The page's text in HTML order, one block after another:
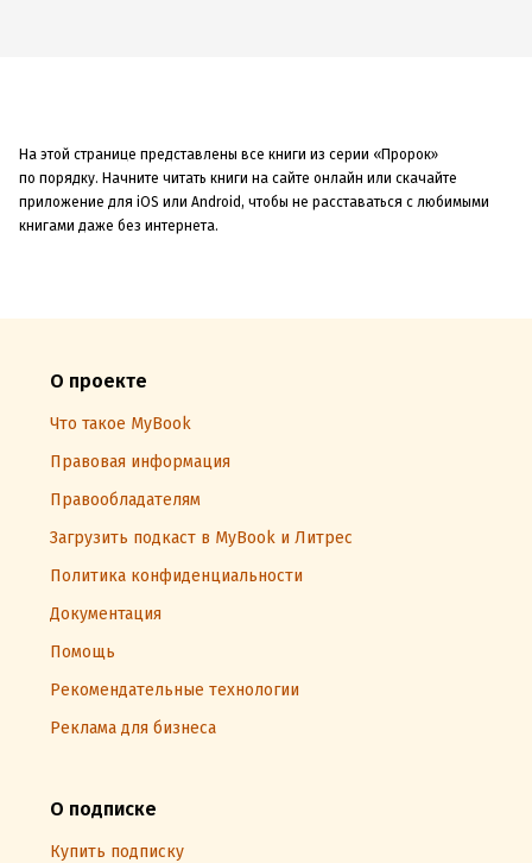
На этой странице представлены все книги из серии «Пророк»
по порядку. Начните читать книги на сайте онлайн или скачайте
приложение для iOS или Android, чтобы не расставаться с любимыми
книгами даже без интернета.
О проекте
Что такое MyBook
Правовая информация
Правообладателям
Загрузить подкаст в MyBook и Литрес
Политика конфиденциальности
Документация
Помощь
Рекомендательные технологии
Реклама для бизнеса
О подписке
Купить подписку